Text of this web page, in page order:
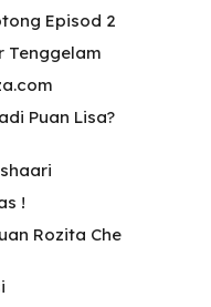
Episod 2
Tenggelam
Puan Lisa?
!
Rozita Che